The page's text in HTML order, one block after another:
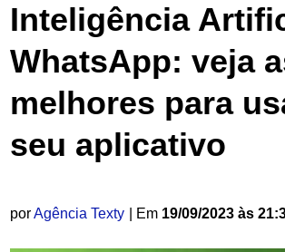
Inteligência
WhatsApp: veja
melhores para
seu aplicativo
porAgência Texty | Em 19/09/2023 às